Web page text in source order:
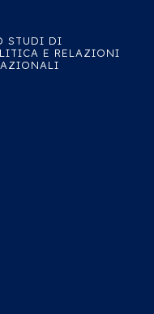
STUDI DI
E RELAZIONI